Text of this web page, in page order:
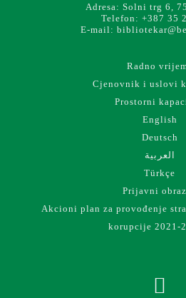
Adresa: Solni trg 6,
Telefon: +387 35
E-mail:
Radno
Cjenovnik i uslovi
Prostorni
English
Deutsch
العربية
Türkçe
Prijavni
Akcioni plan za provođenje
korupcije 2021-